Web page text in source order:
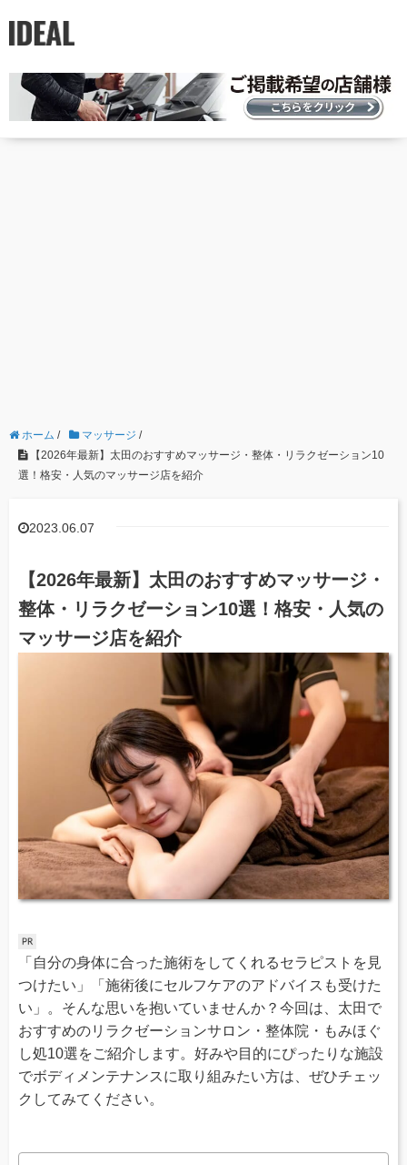
ホーム / マッサージ /
【2026年最新】太田のおすすめマッサージ・整体・リラクゼーション10
選！格安・人気のマッサージ店を紹介
2023.06.07
【2026年最新】太田のおすすめマッサージ・
整体・リラクゼーション10選！格安・人気の
マッサージ店を紹介
「自分の身体に合った施術をしてくれるセラピストを見
つけたい」「施術後にセルフケアのアドバイスも受けた
い」。そんな思いを抱いていませんか？今回は、太田で
おすすめのリラクゼーションサロン・整体院・もみほぐ
し処10選をご紹介します。好みや目的にぴったりな施設
でボディメンテナンスに取り組みたい方は、ぜひチェッ
クしてみてください。